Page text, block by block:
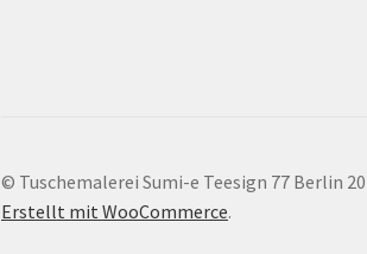
© Tuschemalerei Sumi-e Teesign 77 Berlin
Erstellt mit WooCommerce.